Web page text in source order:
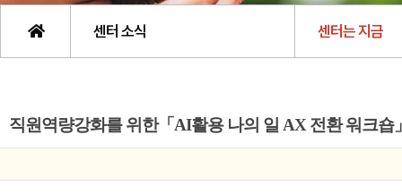
센터 소식 센터는 지금
직원역량강화를 위한「AI활용 나의 일 AX 전환 워크숍